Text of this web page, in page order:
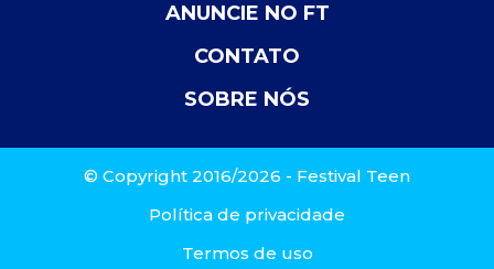
ANUNCIE NO FT
CONTATO
SOBRE NÓS
© Copyright 2016/2026 - Festival Teen
Política de privacidade
Termos de uso